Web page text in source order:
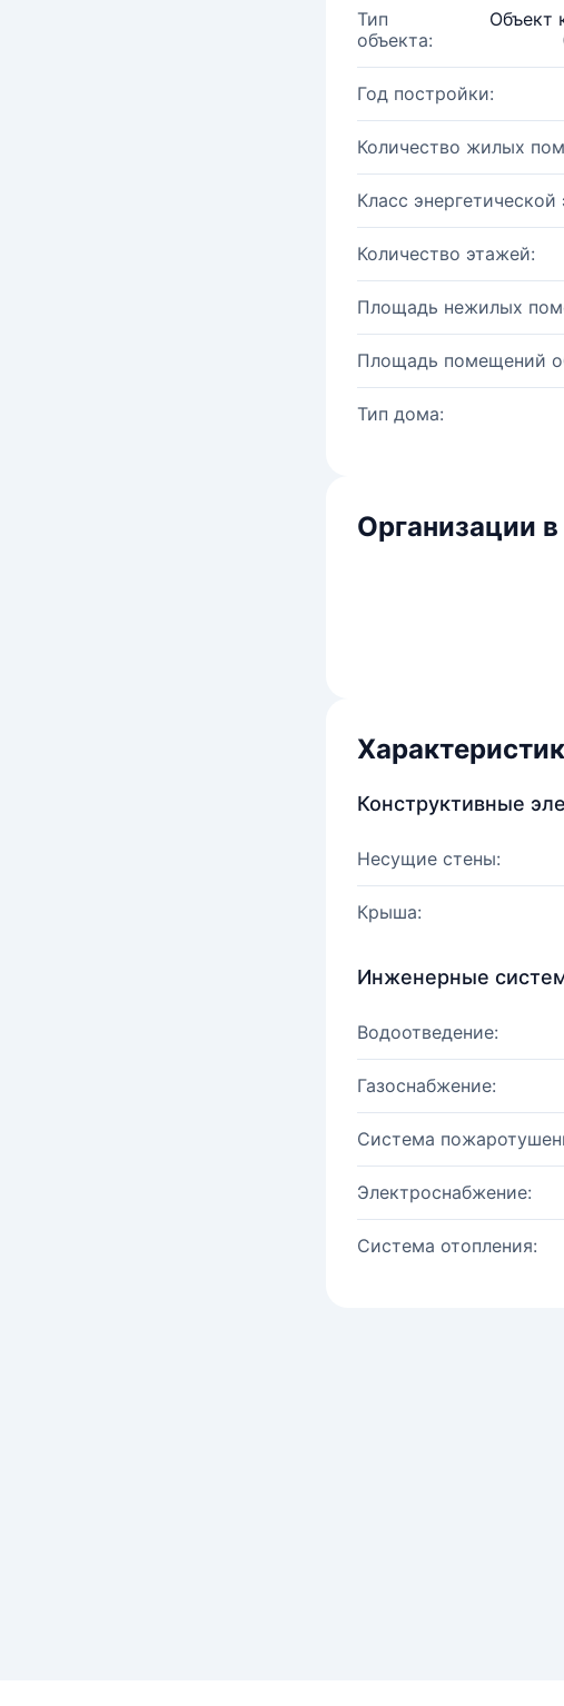
Тип
объекта:
Объект
Год постройки:
Количество жилых
Класс
Количество этажей:
Площадь нежилых
Площадь помещений
Тип дома:
Организации
Конструктивные
Несущие стены:
Крыша:
Инженерные
Водоотведение:
Газоснабжение:
Система
Электроснабжение:
Система отопления: